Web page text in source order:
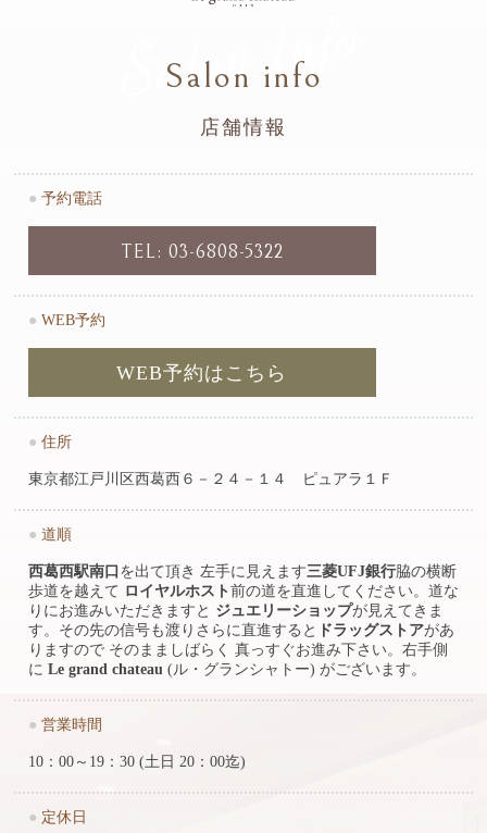
Salon info
Salon info
店舗情報
● 予約電話
TEL: 03-6808-5322
● WEB予約
WEB予約はこちら
● 住所
東京都江戸川区西葛西６－２４－１４ ピュアラ１Ｆ
● 道順
西葛西駅南口 を出て頂き 左手に見えます三菱UFJ銀行脇の横断
歩道を越えて ロイヤルホスト 前の道を直進してください。道な
りにお進みいただきますと ジュエリーショップが見えてきま
す。その先の信号も渡りさらに直進すると ドラッグストアがあ
りますので そのまましばらく 真っすぐお進み下さい。右手側
に Le grand chateau (ル・グランシャトー) がございます。
● 営業時間
10：00～19：30 (土日 20：00迄)
● 定休日